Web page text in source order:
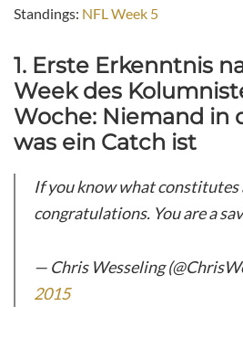
Standings: NFL Week 5
1. Erste Erkenntnis
Week des
Woche: Niemand in
was ein Catch ist
If you know what constitutes
congratulations. You are a
— Chris Wesseling
2015